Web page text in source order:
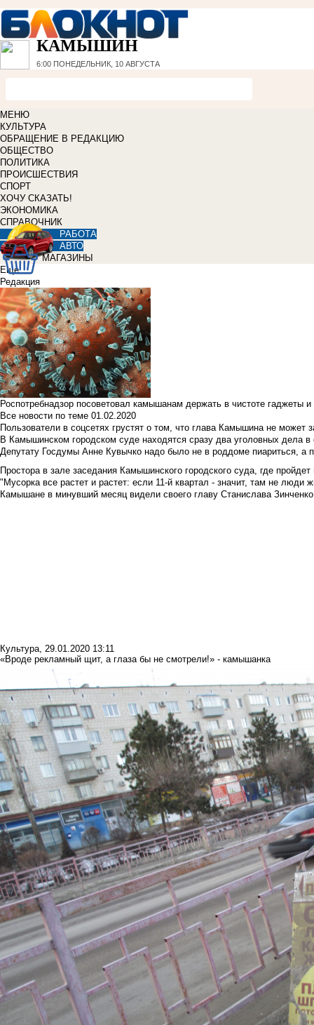
КАМЫШИН
6:00 ПОНЕДЕЛЬНИК, 10 АВГУСТА
МЕНЮ
КУЛЬТУРА
ОБРАЩЕНИЕ В РЕДАКЦИЮ
ОБЩЕСТВО
ПОЛИТИКА
ПРОИСШЕСТВИЯ
СПОРТ
ХОЧУ СКАЗАТЬ!
ЭКОНОМИКА
СПРАВОЧНИК
РАБОТА
АВТО
МАГАЗИНЫ
Еще
Редакция
Роспотребнадзор посоветовал камышанам держать в чистоте гаджеты
Все новости по теме 01.02.2020
Пользователи в соцсетях грустят о том, что глава Камышина не может
В Камышинском городском суде находятся сразу два уголовных дела
Депутату Госдумы Анне Кувычко надо было не в роддоме пиариться, а
Простора в зале заседания Камышинского городского суда, где
"Мусорка все растет и растет: если 11-й квартал - значит, там не люди
Камышане в минувший месяц видели своего главу Станислава Зинченко
Культура, 29.01.2020 13:11
«Вроде рекламный щит, а глаза бы не смотрели!» - камышанка